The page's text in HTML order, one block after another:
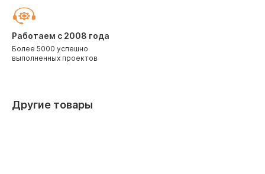
Работаем с 2008 года
Более 5000 успешно
выполненных проектов
Другие товары